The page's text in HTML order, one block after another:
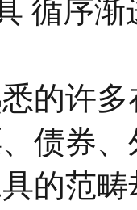
循序
的许
债券
的范